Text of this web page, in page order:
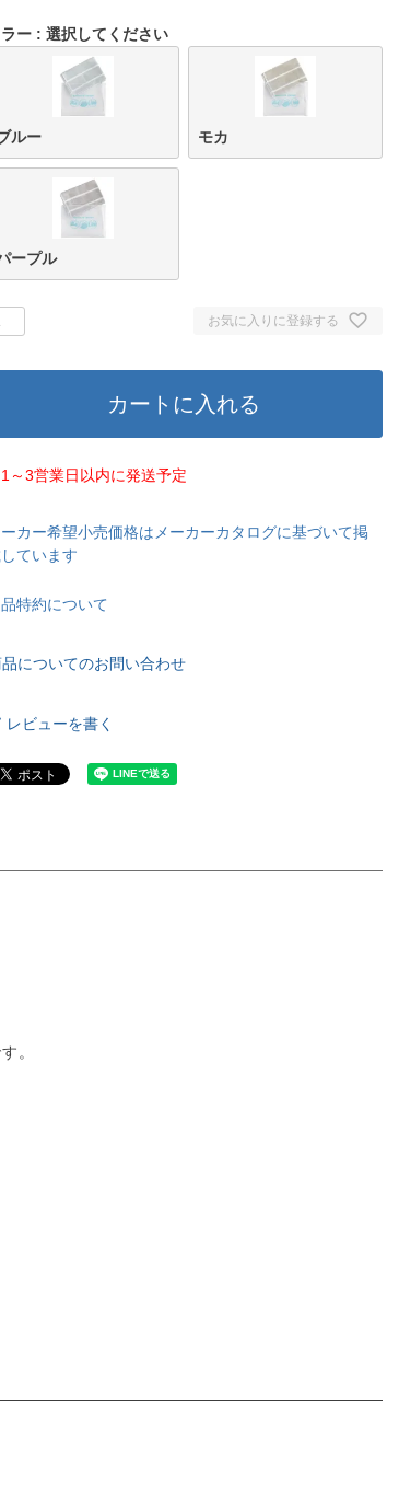
)
ー 選択してください
ルー モカ
ープル
お気に入りに登録する
カートに入れる
～3営業日以内に発送予定
ーカー希望小売価格はメーカーカタログに基づいて掲
ています
特約について
についてのお問い合わせ
レビューを書く
。